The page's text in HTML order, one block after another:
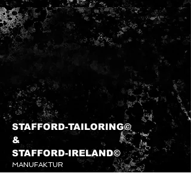
STAFFORD-TAILORING©
&​
STAFFORD-IRELAND©
MANUFAKTUR